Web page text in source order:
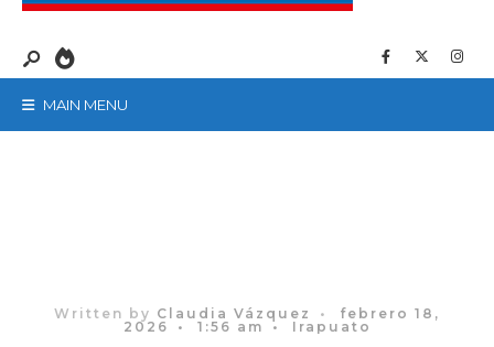
MAIN MENU
Written by Claudia Vázquez •
febrero 18,
2026
• 1:56 am • Irapuato